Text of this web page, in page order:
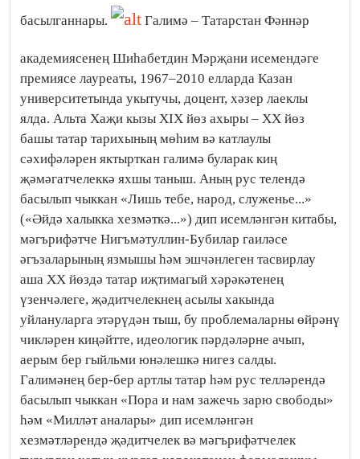
басылганнары. Галимә – Татарстан Фәннәр
академиясенең Шиһабетдин Мәрҗани исемендәге
премиясе лауреаты, 1967–2010 елларда Казан
университетында укытучы, доцент, хәзер лаеклы
ялда. Альта Хаҗи кызы XIX йөз ахыры – ХХ йөз
башы татар тарихының мөһим вә катлаулы
сәхифәләрен яктырткан галимә буларак киң
җәмәгатчелеккә яхшы таныш. Аның рус телендә
басылып чыккан «Лишь тебе, народ, служенье...»
(«Әйдә халыкка хезмәткә...») дип исемләнгән китабы,
мәгърифәтче Нигъмәтуллин-Бубилар гаиләсе
әгъзаларының язмышы һәм эшчәнлеген тасвирлау
аша XX йөздә татар иҗтимагый хәрәкәтенең
үзенчәлеге, җәдитчелекнең асылы хакында
уйлануларга этәрүдән тыш, бу проблемаларны өйрәнү
чикләрен киңәйтте, идеологик пәрдәләрне ачып,
аерым бер гыйльми юнәлешкә нигез салды.
Галимәнең бер-бер артлы татар һәм рус телләрендә
басылып чыккан «Пора и нам зажечь зарю свободы»
һәм «Милләт аналары» дип исемләнгән
хезмәтләрендә җәдитчелек вә мәгърифәтчелек